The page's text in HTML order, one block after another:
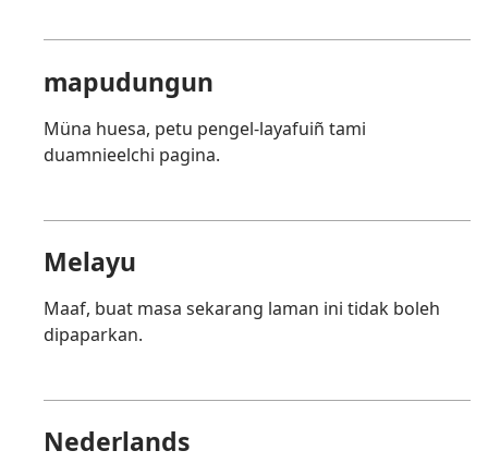
mapudungun
Müna huesa, petu pengel-layafuiñ tami
duamnieelchi pagina.
Melayu
Maaf, buat masa sekarang laman ini tidak boleh
dipaparkan.
Nederlands